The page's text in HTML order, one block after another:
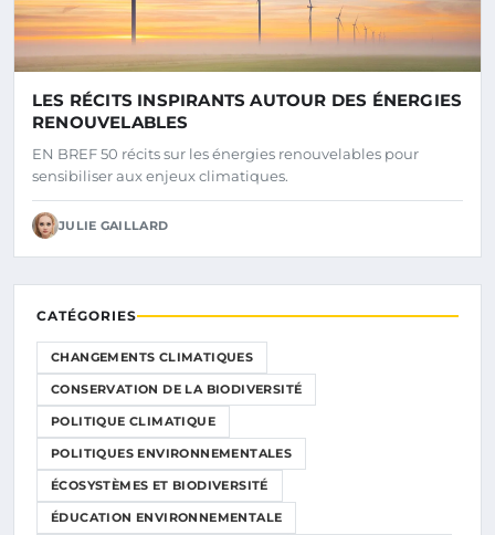
LES RÉCITS INSPIRANTS AUTOUR DES ÉNERGIES
RENOUVELABLES
EN BREF 50 récits sur les énergies renouvelables pour
sensibiliser aux enjeux climatiques.
JULIE GAILLARD
CATÉGORIES
CHANGEMENTS CLIMATIQUES
CONSERVATION DE LA BIODIVERSITÉ
POLITIQUE CLIMATIQUE
POLITIQUES ENVIRONNEMENTALES
ÉCOSYSTÈMES ET BIODIVERSITÉ
ÉDUCATION ENVIRONNEMENTALE